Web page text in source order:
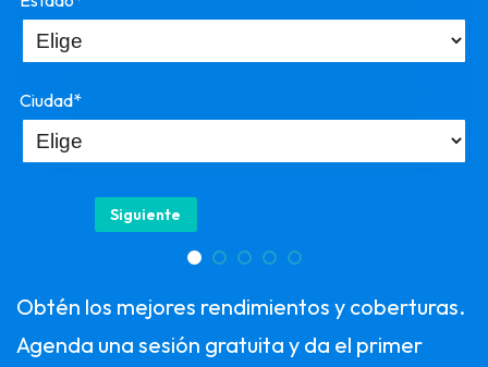
Obtén los mejores rendimientos y coberturas.
Agenda una sesión gratuita y da el primer
Ciudad*
Siguiente